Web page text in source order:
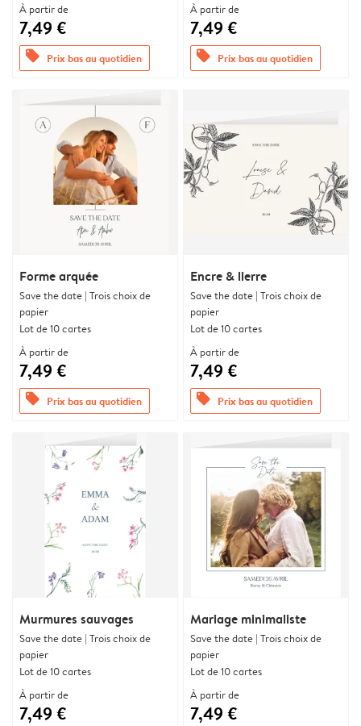
À partir de
7,49 €
offers Prix bas au quotidien
À partir de
7,49 €
offers Prix bas au quotidien
Forme arquée
Save the date | Trois choix de
papier
Lot de 10 cartes
À partir de
7,49 €
offers Prix bas au quotidien
Encre & lierre
Save the date | Trois choix de
papier
Lot de 10 cartes
À partir de
7,49 €
offers Prix bas au quotidien
Murmures sauvages
Save the date | Trois choix de
papier
Lot de 10 cartes
À partir de
7,49 €
Mariage minimaliste
Save the date | Trois choix de
papier
Lot de 10 cartes
À partir de
7,49 €